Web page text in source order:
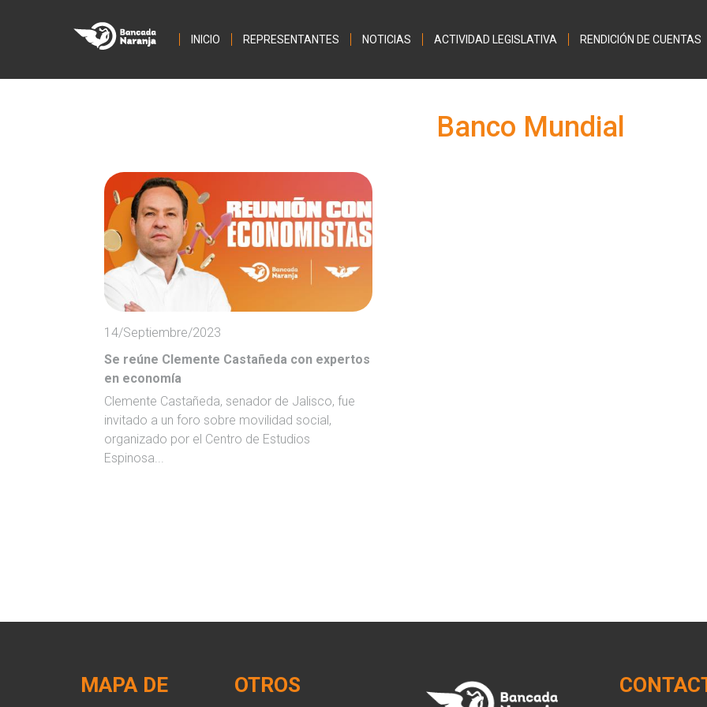
INICIO REPRESENTANTES NOTICIAS ACTIVIDAD LEGISLATIVA RENDICIÓN DE CUENTAS
Banco Mundial
14/Septiembre/2023
Se reúne Clemente Castañeda con expertos
en economía
Clemente Castañeda, senador de Jalisco, fue
invitado a un foro sobre movilidad social,
organizado por el Centro de Estudios
Espinosa...
MAPA DE OTROS